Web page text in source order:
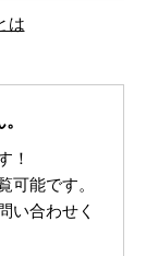
は
！
可能です。
い合わせく